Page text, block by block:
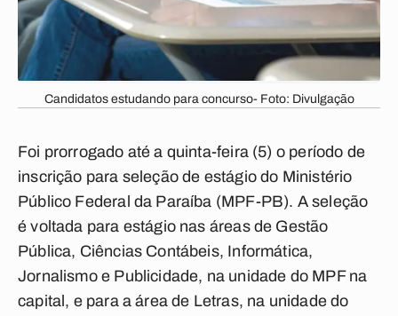
Candidatos estudando para concurso- Foto: Divulgação
Foi prorrogado até a quinta-feira (5) o período de
inscrição para seleção de estágio do Ministério
Público Federal da Paraíba (MPF-PB). A seleção
é voltada para estágio nas áreas de Gestão
Pública, Ciências Contábeis, Informática,
Jornalismo e Publicidade, na unidade do MPF na
capital, e para a área de Letras, na unidade do